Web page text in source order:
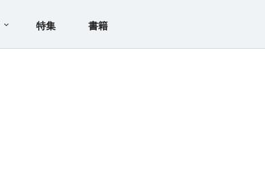
特集 書籍